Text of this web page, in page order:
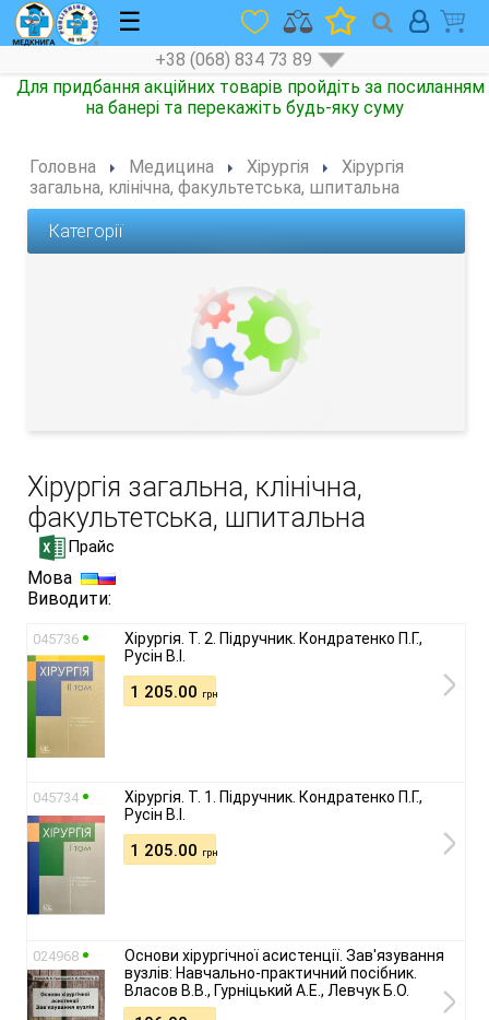
☰
+38 (068) 834 73 89
Для придбання акційних товарів пройдіть за посиланням
на банері та перекажіть будь-яку суму
Головна Медицина Хірургія
Хірургія
загальна, клінічна, факультетська, шпитальна
Категорії
Хірургія загальна, клінічна,
факультетська, шпитальна
Прайс
Мова
Виводити:
045736
Хірургія. Т. 2. Підручник. Кондратенко П.Г.,
Русін В.І.
1 205.00 грн
045734
Хірургія. Т. 1. Підручник. Кондратенко П.Г.,
Русін В.І.
1 205.00 грн
024968
Основи хірургічної асистенції. Зав'язування
вузлів: Навчально-практичний посібник.
Власов В.В., Гурніцький А.Е., Левчук Б.О.